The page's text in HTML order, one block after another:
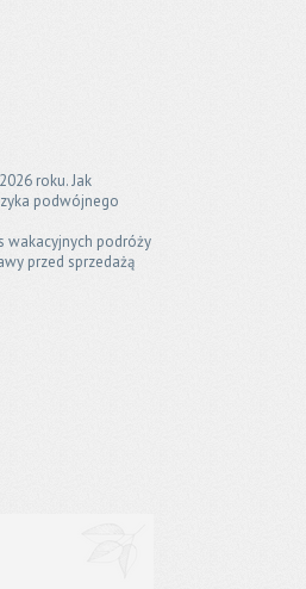
roku. Jak
podwójnego
wakacyjnych podróży
przed sprzedażą